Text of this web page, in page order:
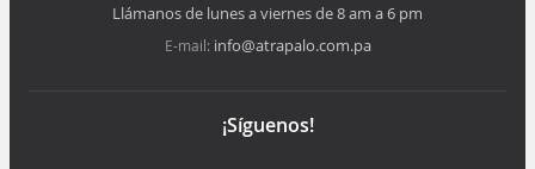
Llámanos de lunes a viernes de 8 am a 6 pm
E-mail: info@atrapalo.com.pa
¡Síguenos!